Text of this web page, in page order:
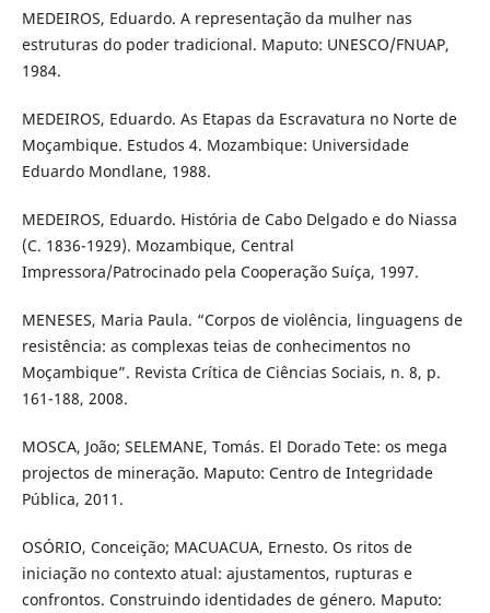
MEDEIROS, Eduardo. A representação da mulher nas
estruturas do poder tradicional. Maputo: UNESCO/FNUAP,
1984.
MEDEIROS, Eduardo. As Etapas da Escravatura no Norte de
Moçambique. Estudos 4. Mozambique: Universidade
Eduardo Mondlane, 1988.
MEDEIROS, Eduardo. História de Cabo Delgado e do Niassa
(C. 1836-1929). Mozambique, Central
Impressora/Patrocinado pela Cooperação Suíça, 1997.
MENESES, Maria Paula. “Corpos de violência, linguagens de
resistência: as complexas teias de conhecimentos no
Moçambique”. Revista Crítica de Ciências Sociais, n. 8, p.
161-188, 2008.
MOSCA, João; SELEMANE, Tomás. El Dorado Tete: os mega
projectos de mineração. Maputo: Centro de Integridade
Pública, 2011.
OSÓRIO, Conceição; MACUACUA, Ernesto. Os ritos de
iniciação no contexto atual: ajustamentos, rupturas e
confrontos. Construindo identidades de género. Maputo: